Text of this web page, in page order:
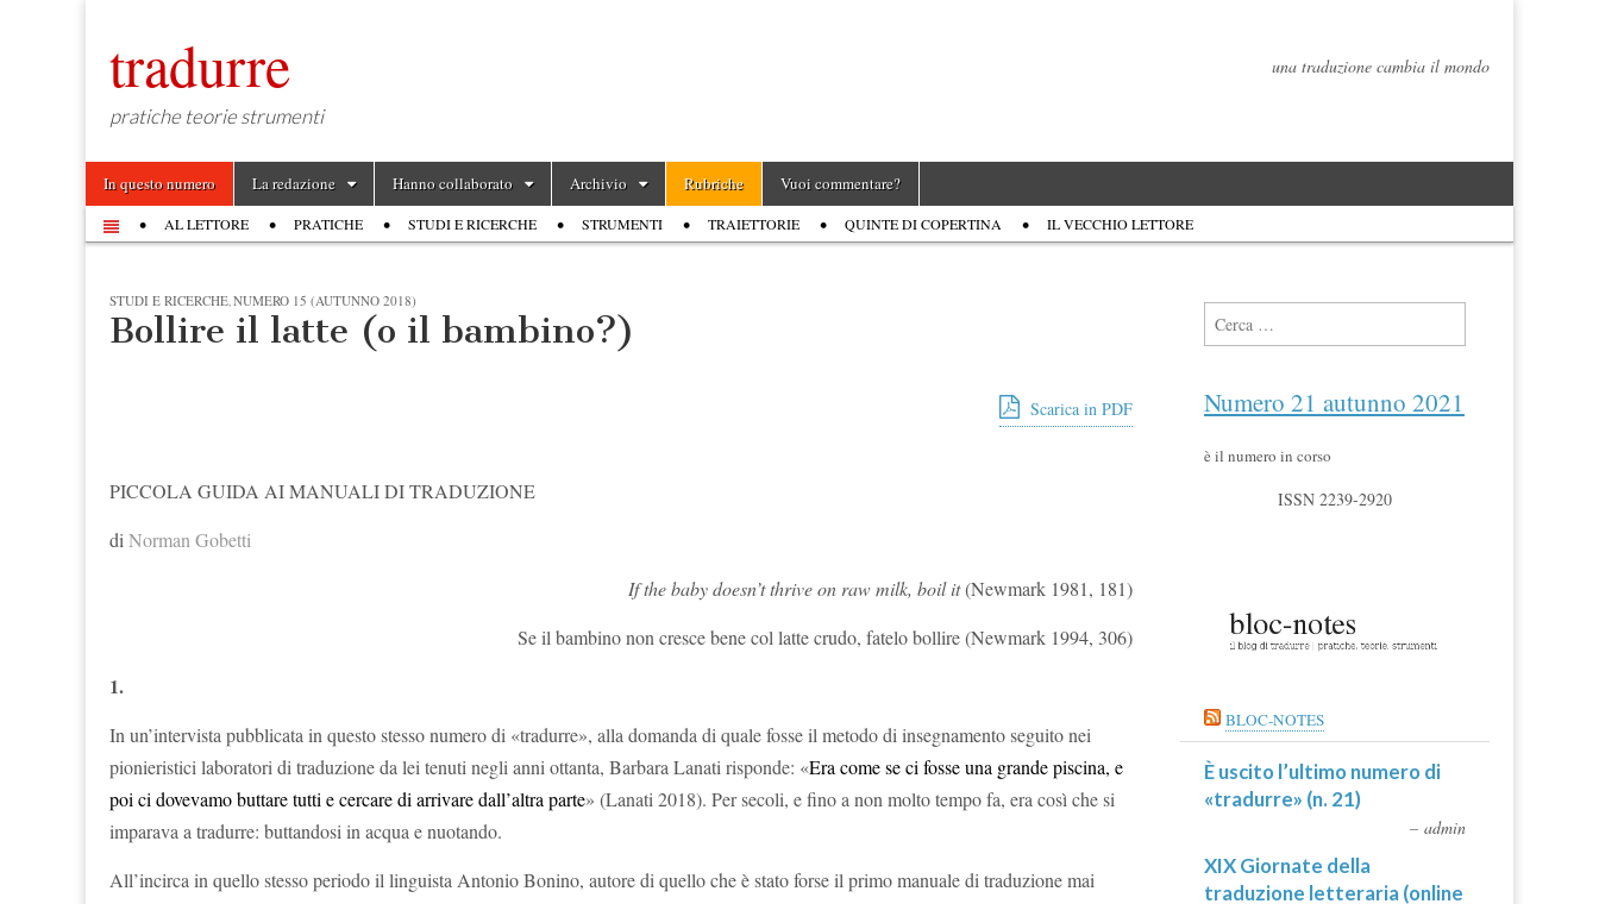
tradurre
pratiche teorie strumenti
una traduzione cambia il mondo
Main menu
Skip to content
In questo numero La redazione Hanno collaborato Archivio Rubriche Vuoi commentare?
Sub menu
AL LETTORE PRATICHE STUDI E RICERCHE STRUMENTI TRAIETTORIE QUINTE DI COPERTINA IL VECCHIO LETTORE
STUDI E RICERCHE NUMERO 15 (AUTUNNO 2018)
Bollire il latte (o il bambino?)
Scarica in PDF
PICCOLA GUIDA AI MANUALI DI TRADUZIONE
di Norman Gobetti
If the baby doesn’t thrive on raw milk, boil it(Newmark 1981, 181)
Se il bambino non cresce bene col latte crudo, fatelo bollire (Newmark 1994, 306)
1.
In un’intervista pubblicata in questo stesso numero di «tradurre», alla domanda di quale fosse il metodo di insegnamento seguito nei
pionieristici laboratori di traduzione da lei tenuti negli anni ottanta, Barbara Lanati risponde: «Era come se ci fosse una grande piscina, e
poi ci dovevamo buttare tutti e cercare di arrivare dall’altra parte» (Lanati 2018). Per secoli, e fino a non molto tempo fa, era così che si
imparava a tradurre: buttandosi in acqua e nuotando.
All’incirca in quello stesso periodo il linguista Antonio Bonino, autore di quello che è stato forse il primo manuale di traduzione mai
Ricerca per:
Numero 21 autunno 2021
è il numero in corso
ISSN 2239-2920
BLOC-NOTES
È uscito l’ultimo numero di
«tradurre» (n. 21)
admin
XIX Giornate della
traduzione letteraria (online